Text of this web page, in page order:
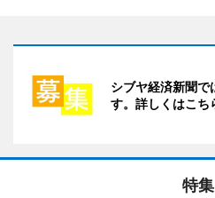
シブヤ経済新聞で
す。詳しくはこち
特集